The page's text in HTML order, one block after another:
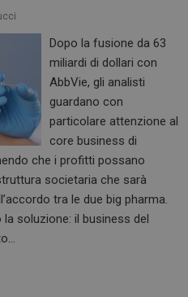
Dopo la fusione da 63
miliardi di dollari con
AbbVie, gli analisti
guardano con
particolare attenzione al
core business di
che i profitti possano
societaria che sarà
tra le due big pharma.
soluzione: il business del